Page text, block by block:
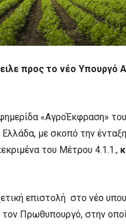
προς το νέο Υπουργό
«ΑγροΈκφραση»
με σκοπό την
του Μέτρου 4.1.1.,
επιστολή στο νέο
Πρωθυπουργό, στην